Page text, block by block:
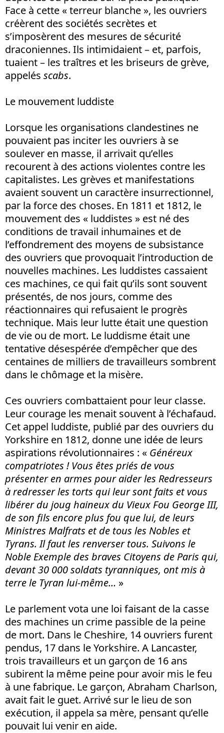
Face à cette « terreur blanche », les ouvriers
créèrent des sociétés secrètes et
s’imposèrent des mesures de sécurité
draconiennes. Ils intimidaient – et, parfois,
tuaient – les traîtres et les briseurs de grève,
appelés scabs.
Le mouvement luddiste
Lorsque les organisations clandestines ne
pouvaient pas inciter les ouvriers à se
soulever en masse, il arrivait qu’elles
recourent à des actions violentes contre les
capitalistes. Les grèves et manifestations
avaient souvent un caractère insurrectionnel,
par la force des choses. En 1811 et 1812, le
mouvement des « luddistes » est né des
conditions de travail inhumaines et de
l’effondrement des moyens de subsistance
des ouvriers que provoquait l’introduction de
nouvelles machines. Les luddistes cassaient
ces machines, ce qui fait qu’ils sont souvent
présentés, de nos jours, comme des
réactionnaires qui refusaient le progrès
technique. Mais leur lutte était une question
de vie ou de mort. Le luddisme était une
tentative désespérée d’empêcher que des
centaines de milliers de travailleurs sombrent
dans le chômage et la misère.
Ces ouvriers combattaient pour leur classe.
Leur courage les menait souvent à l’échafaud.
Cet appel luddiste, publié par des ouvriers du
Yorkshire en 1812, donne une idée de leurs
aspirations révolutionnaires : « Généreux
compatriotes ! Vous êtes priés de vous
présenter en armes pour aider les Redresseurs
à redresser les torts qui leur sont faits et vous
libérer du joug haineux du Vieux Fou George III,
de son fils encore plus fou que lui, de leurs
Ministres Malfrats et de tous les Nobles et
Tyrans. Il faut les renverser tous. Suivons le
Noble Exemple des braves Citoyens de Paris qui,
devant 30 000 soldats tyranniques, ont mis à
terre le Tyran lui-même… »
Le parlement vota une loi faisant de la casse
des machines un crime passible de la peine
de mort. Dans le Cheshire, 14 ouvriers furent
pendus, 17 dans le Yorkshire. A Lancaster,
trois travailleurs et un garçon de 16 ans
subirent la même peine pour avoir mis le feu
à une fabrique. Le garçon, Abraham Charlson,
avait fait le guet. Arrivé sur le lieu de son
exécution, il appela sa mère, pensant qu’elle
pouvait lui venir en aide.